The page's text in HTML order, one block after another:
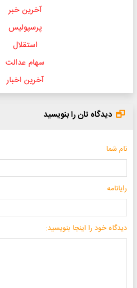
آخرین خبر
پرسپولیس
استقلال
سهام عدالت
آخرین اخبار
دیدگاه تان را بنویسید
نام شما
رایانامه
دیدگاه خود را اینجا بنویسید: